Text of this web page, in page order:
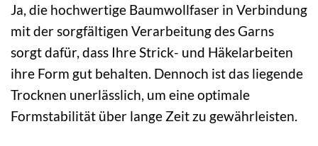
Ja, die hochwertige Baumwollfaser in Verbindung
mit der sorgfältigen Verarbeitung des Garns
sorgt dafür, dass Ihre Strick- und Häkelarbeiten
ihre Form gut behalten. Dennoch ist das liegende
Trocknen unerlässlich, um eine optimale
Formstabilität über lange Zeit zu gewährleisten.